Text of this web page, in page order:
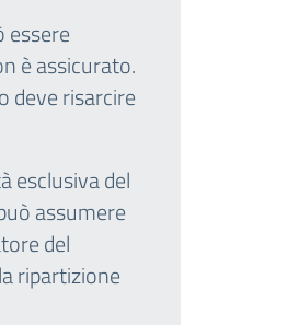
essere
è assicurato.
deve risarcire
esclusiva del
assumere
del
ripartizione